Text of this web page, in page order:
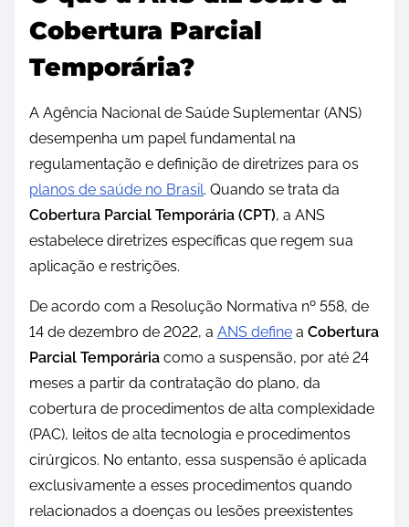
Cobertura Parcial
Temporária?
A Agência Nacional de Saúde Suplementar (ANS)
desempenha um papel fundamental na
regulamentação e definição de diretrizes para os
planos de saúde no Brasil. Quando se trata da
Cobertura Parcial Temporária (CPT), a ANS
estabelece diretrizes específicas que regem sua
aplicação e restrições.
De acordo com a Resolução Normativa nº 558, de
14 de dezembro de 2022, a ANS define a Cobertura
Parcial Temporária como a suspensão, por até 24
meses a partir da contratação do plano, da
cobertura de procedimentos de alta complexidade
(PAC), leitos de alta tecnologia e procedimentos
cirúrgicos. No entanto, essa suspensão é aplicada
exclusivamente a esses procedimentos quando
relacionados a doenças ou lesões preexistentes